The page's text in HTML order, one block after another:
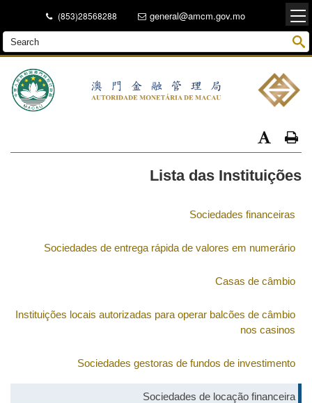
(853)28568288 general@amcm.gov.mo
Lista das Instituições
Sociedades financeiras
Sociedades de entrega rápida de valores em numerário
Casas de câmbio
Instituições locais autorizadas para operar balcões de câmbio
nos casinos
Sociedades gestoras de fundos de investimento
Sociedades de locação financeira